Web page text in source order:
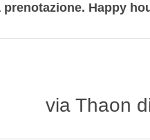
Happy
via Thaon